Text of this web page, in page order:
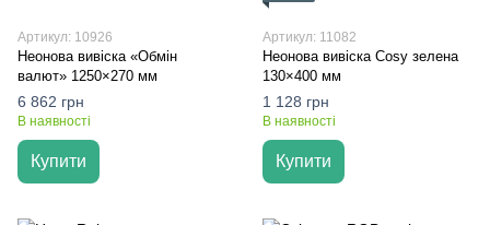
Артикул: 10926
Неонова вивіска «Обмін
валют» 1250×270 мм
6 862 грн
В наявності
Купити
Артикул: 11082
Неонова вивіска Cosy зелена
130×400 мм
1 128 грн
В наявності
Купити